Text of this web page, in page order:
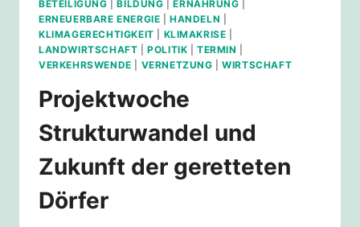
BETEILIGUNG |BILDUNG |ERNÄHRUNG
ERNEUERBARE ENERGIE |HANDELN
KLIMAGERECHTIGKEIT
KLIMAKRISE
LANDWIRTSCHAFT |POLITIK |TERMIN
VERKEHRSWENDE
VERNETZUNG |WIRTSCHAFT
Projektwoche
Strukturwandel und
Zukunft der geretteten
Dörfer